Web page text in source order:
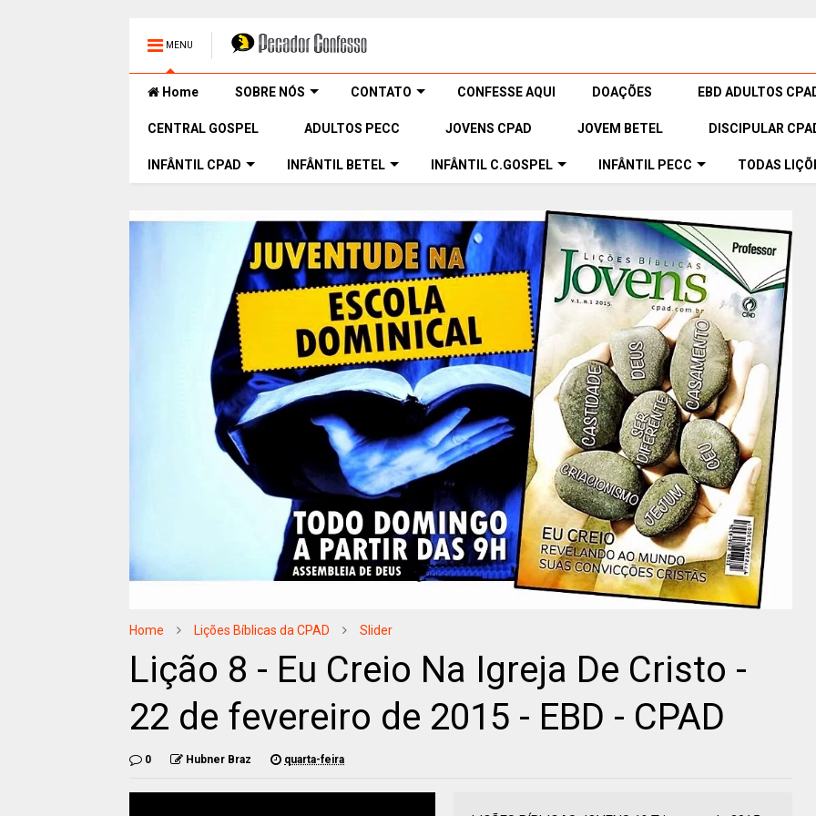
MENU
Home SOBRE NÓS CONTATO CONFESSE AQUI DOAÇÕES EBD ADULTOS
CENTRAL GOSPEL ADULTOS PECC JOVENS CPAD JOVEM BETEL DISCIPULAR
INFÂNTIL CPAD INFÂNTIL BETEL INFÂNTIL C.GOSPEL INFÂNTIL PECC TODAS
Home Lições Bíblicas da CPAD Slider
Lição 8 - Eu Creio Na Igreja De Cristo -
22 de fevereiro de 2015 - EBD - CPAD
0 Hubner Braz quarta-feira